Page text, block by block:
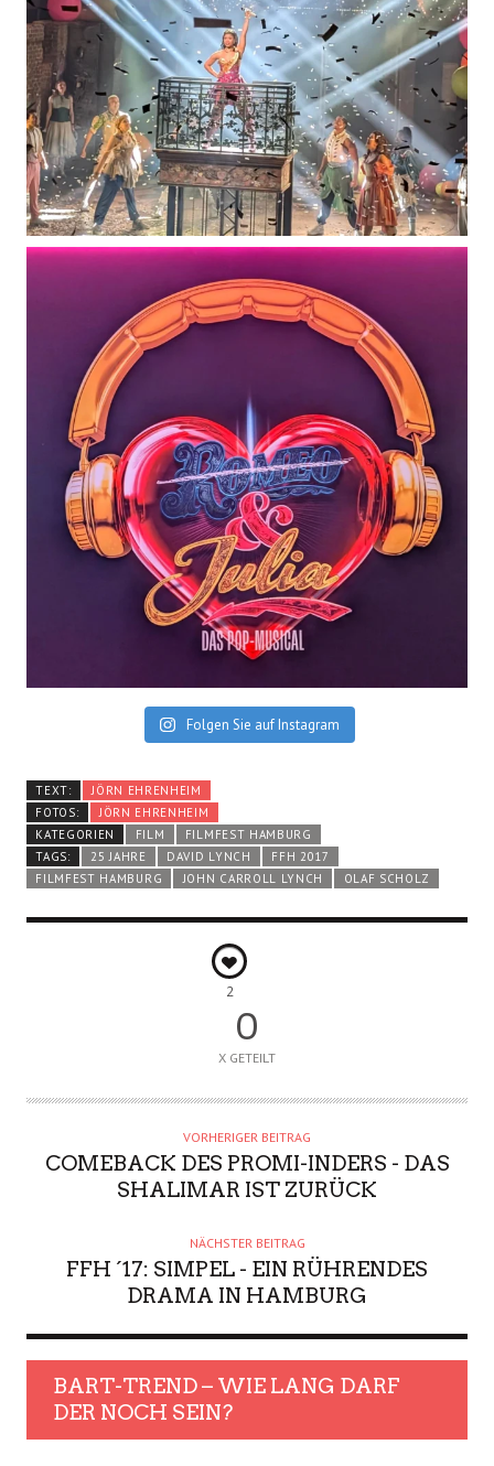
Folgen Sie auf Instagram
TEXT:
JÖRN EHRENHEIM
FOTOS:
JÖRN EHRENHEIM
KATEGORIEN
FILM
FILMFEST HAMBURG
TAGS:
25 JAHRE DAVID LYNCH
FFH 2017
FILMFEST HAMBURG
JOHN CARROLL LYNCH OLAF SCHOLZ
2
0
X GETEILT
VORHERIGER BEITRAG
COMEBACK DES PROMI-INDERS - DAS
SHALIMAR IST ZURÜCK
NÄCHSTER BEITRAG
FFH ´17: SIMPEL - EIN RÜHRENDES
DRAMA IN HAMBURG
BART-TREND – WIE LANG DARF
DER NOCH SEIN?